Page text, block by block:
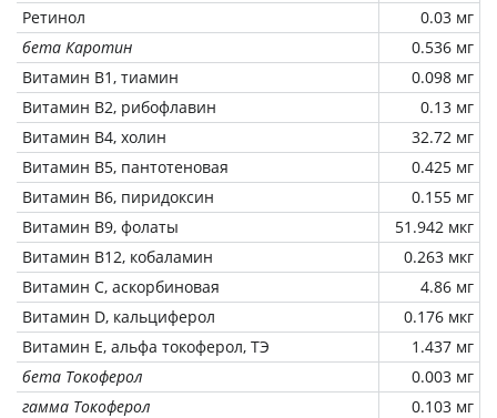
Ретинол
0.03 мг
бета Каротин
0.536 мг
Витамин В1, тиамин
0.098 мг
Витамин В2, рибофлавин
0.13 мг
Витамин В4, холин
32.72 мг
Витамин В5, пантотеновая
0.425 мг
Витамин В6, пиридоксин
0.155 мг
Витамин В9, фолаты
51.942 мкг
Витамин В12, кобаламин
0.263 мкг
Витамин C, аскорбиновая
4.86 мг
Витамин D, кальциферол
0.176 мкг
Витамин Е, альфа токоферол, ТЭ
1.437 мг
бета Токоферол
0.003 мг
гамма Токоферол
0.103 мг